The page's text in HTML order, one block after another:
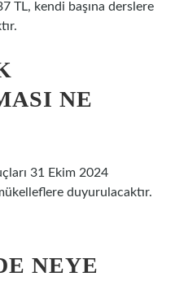
TL, kendi başına derslere
NE
31 Ekim 2024
duyurulacaktır.
NEYE